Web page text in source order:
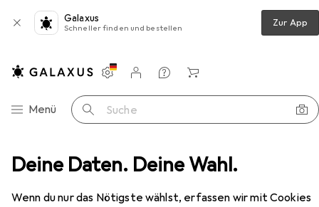
Deine Daten. Deine Wahl.
Wenn du nur das Nötigste wählst, erfassen wir mit Cookies
Galaxus
Schneller finden und bestellen Zur App
Navigation nach Kategorien
Menü Suche
Einstellungen
Kundenkonto
Vergleichslisten
Merklisten
Warenkorb
Arbeitszimmer Bürostuhl Topstar Sitness 30